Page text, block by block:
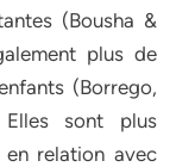
(Bousha &
plus de
(Borrego,
sont plus
en relation avec